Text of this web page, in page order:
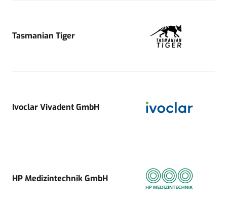
Tasmanian Tiger
Ivoclar Vivadent GmbH
HP Medizintechnik GmbH